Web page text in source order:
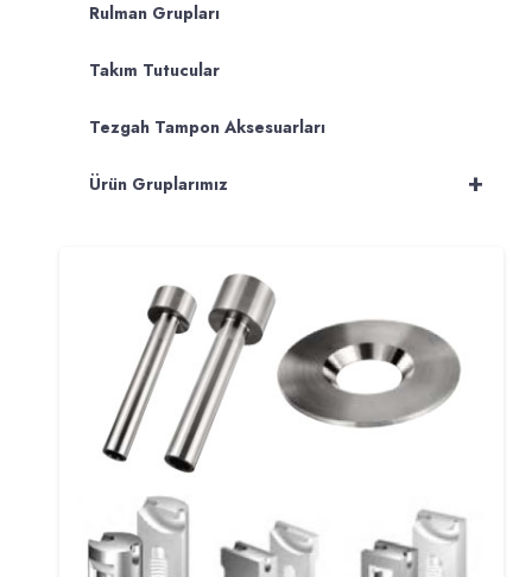
Rulman Grupları
Takım Tutucular
Tezgah Tampon Aksesuarları
+
Ürün Gruplarımız